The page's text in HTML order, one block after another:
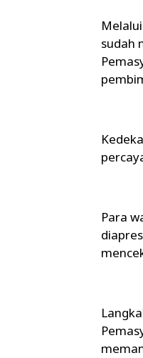
sudah
Para